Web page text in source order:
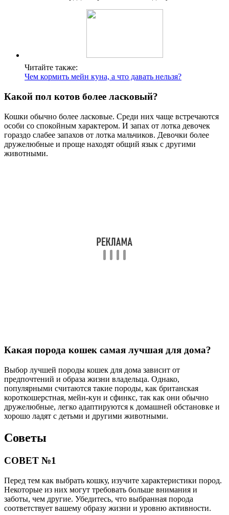
Читайте также:
Чем кормить мейн куна, а что давать нельзя?
Какой пол котов более ласковый?
Кошки обычно более ласковые. Среди них чаще встречаются
особи со спокойным характером. И запах от лотка девочек
гораздо слабее запахов от лотка мальчиков. Девочки более
дружелюбные и проще находят общий язык с другими
животными.
Какая порода кошек самая лучшая для дома?
Выбор лучшей породы кошек для дома зависит от
предпочтений и образа жизни владельца. Однако,
популярными считаются такие породы, как британская
короткошерстная, мейн-кун и сфинкс, так как они обычно
дружелюбные, легко адаптируются к домашней обстановке и
хорошо ладят с детьми и другими животными.
Советы
СОВЕТ №1
Перед тем как выбрать кошку, изучите характеристики пород.
Некоторые из них могут требовать больше внимания и
заботы, чем другие. Убедитесь, что выбранная порода
соответствует вашему образу жизни и уровню активности.